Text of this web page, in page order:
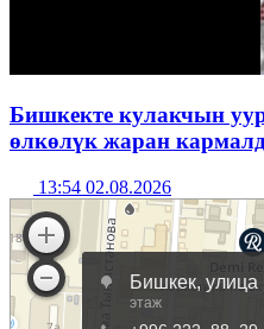
Бишкекте кулакчын
өлкөлүк жаран
13:54 02.08.2026